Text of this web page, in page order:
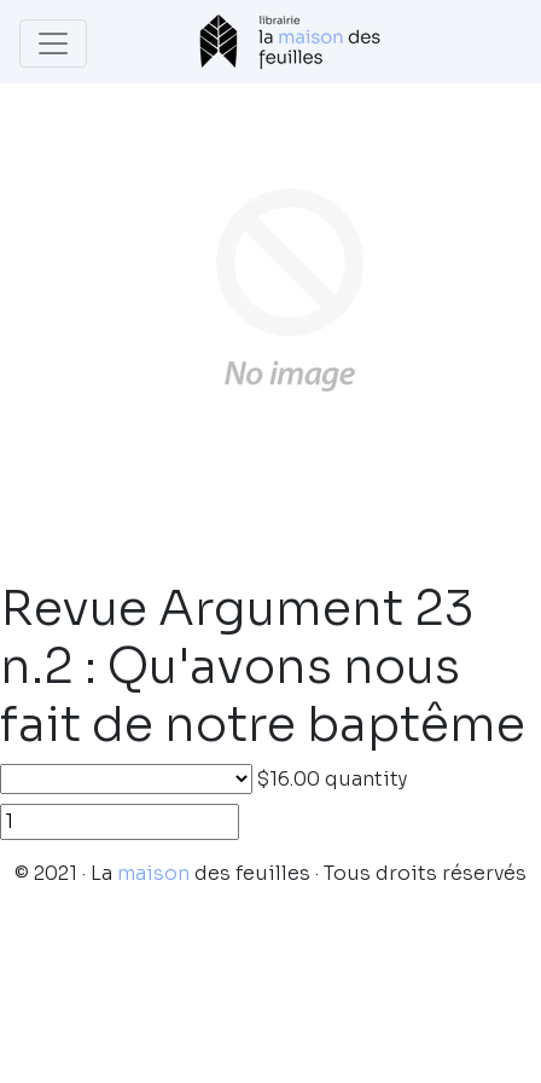
Revue Argument 23
n.2 : Qu'avons nous
fait de notre baptême
$16.00 quantity
© 2021 · La maison des feuilles · Tous droits réservés